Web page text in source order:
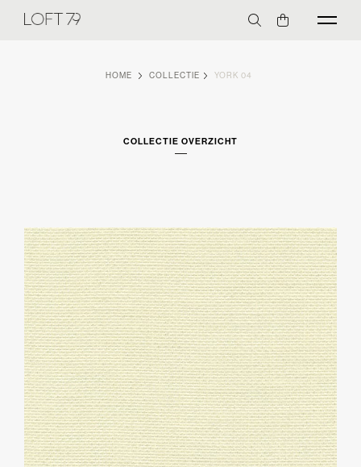
HOME COLLECTIE YORK 04
COLLECTIE OVERZICHT